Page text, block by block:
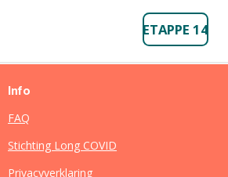
ETAPPE 14
Info
FAQ
Stichting Long COVID
Privacyverklaring